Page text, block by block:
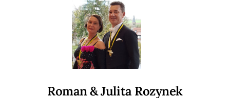
Roman & Julita Rozynek